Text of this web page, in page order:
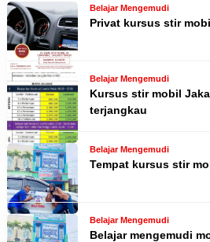
Belajar Mengemudi
Privat kursus stir
Belajar Mengemudi
Kursus stir mobil
terjangkau
Belajar Mengemudi
Tempat kursus stir
Belajar Mengemudi
Belajar mengemudi